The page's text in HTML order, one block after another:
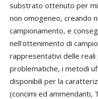
substrato ottenuto per
non omogeneo, creando
campionamento, e
nell’ottenimento di
rappresentativi delle
problematiche, i metodi
disponibili per la
(concimi ed ammendanti,